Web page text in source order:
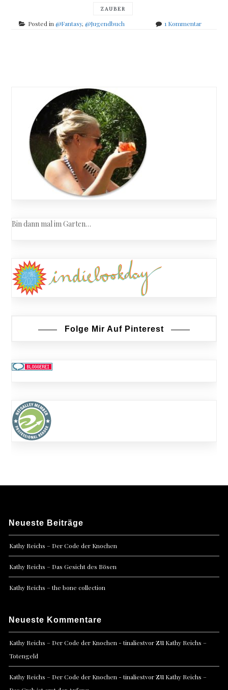
ZAUBER
Posted in@Fantasy,@Jugendbuch 1 Kommentarzu
navigation
Bin dann mal im Garten…
Folge Mir Auf Pinterest
Neueste Beiträge
Kathy Reichs – Der Code der Knochen
Kathy Reichs – Das Gesicht des Bösen
Kathy Reichs – the bone collection
Neueste Kommentare
Kathy Reichs – Der Code der Knochen - tinaliestvorzu Kathy Reichs –
Totengeld
Kathy Reichs – Der Code der Knochen - tinaliestvorzu Kathy Reichs –